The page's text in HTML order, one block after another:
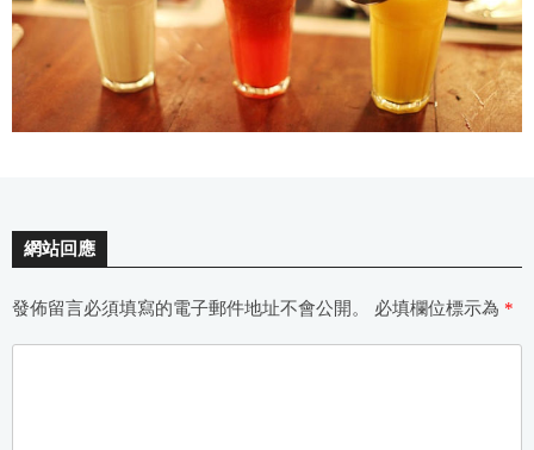
網站回應
發佈留言必須填寫的電子郵件地址不會公開。 必填欄位標示為 *